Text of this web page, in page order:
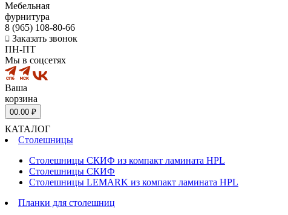
Мебельная
фурнитура
8 (965) 108-80-66
Заказать звонок
ПН-ПТ
Мы в соцсетях
Ваша
корзина
00.00 ₽
КАТАЛОГ
Столешницы
Столешницы СКИФ из компакт ламината HPL
Столешницы СКИФ
Столешницы LEMARK из компакт ламината HPL
Планки для столешниц